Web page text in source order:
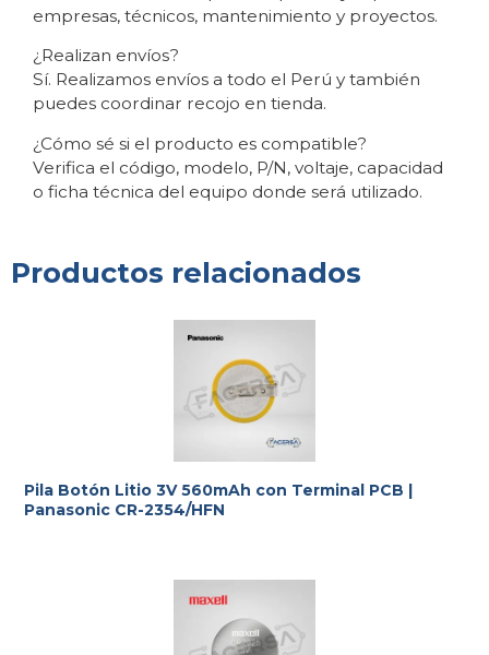
empresas, técnicos, mantenimiento y proyectos.
¿Realizan envíos?
Sí. Realizamos envíos a todo el Perú y también
puedes coordinar recojo en tienda.
¿Cómo sé si el producto es compatible?
Verifica el código, modelo, P/N, voltaje, capacidad
o ficha técnica del equipo donde será utilizado.
Productos relacionados
Pila Botón Litio 3V 560mAh con Terminal PCB |
Panasonic CR-2354/HFN